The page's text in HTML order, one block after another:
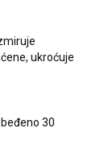
ukroćuje
30